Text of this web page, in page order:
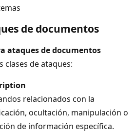
de documentos
ataques de documentos
clases de ataques:
relacionados con la
ocultación, manipulación o
de información específica.